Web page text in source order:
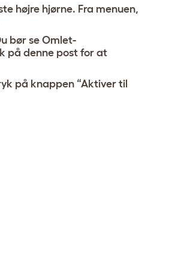
højre hjørne. Fra menuen,
bør se Omlet-
på denne post for at
på knappen “Aktiver til